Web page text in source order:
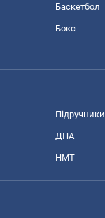
Баскетбол
Бокс
Підручники
ДПА
НМТ